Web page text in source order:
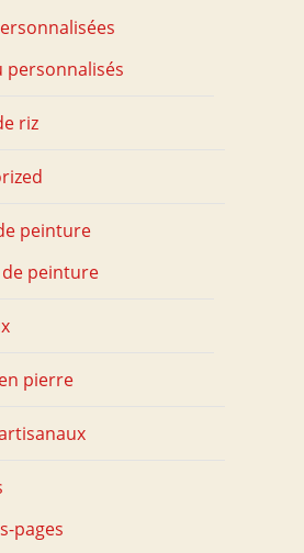
personnalisés
riz
peinture
peinture
pierre
pages